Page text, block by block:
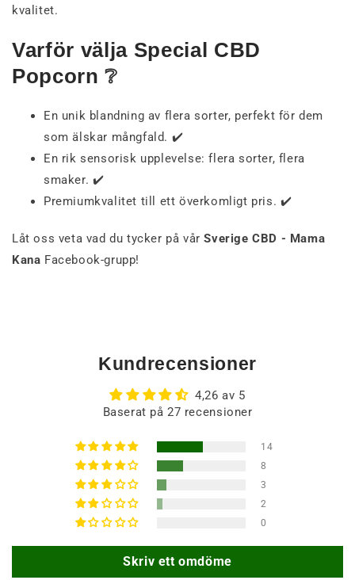
kvalitet.
Varför välja Special CBD
Popcorn ❔
En unik blandning av flera sorter, perfekt för dem
som älskar mångfald. ✔️
En rik sensorisk upplevelse: flera sorter, flera
smaker. ✔️
Premiumkvalitet till ett överkomligt pris. ✔️
Låt oss veta vad du tycker på vårSverige CBD - Mama
Kana Facebook-grupp!
Kundrecensioner
4,26 av 5
Baserat på 27 recensioner
14
8
3
2
0
Skriv ett omdöme